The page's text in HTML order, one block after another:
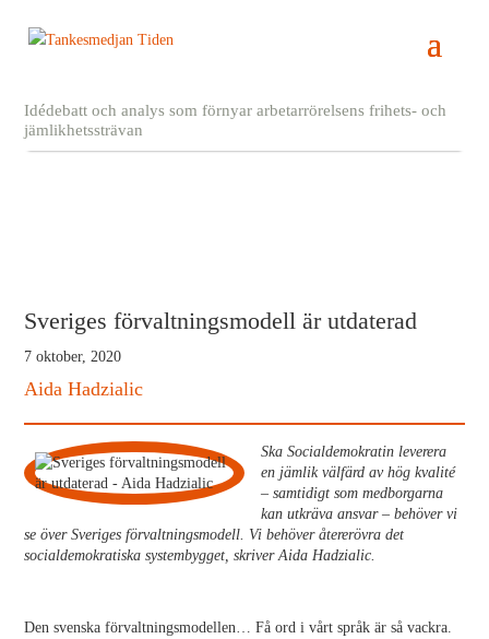
Idédebatt och analys som förnyar arbetarrörelsens frihets- och
jämlikhetssträvan
Sveriges förvaltningsmodell är utdaterad
7 oktober, 2020
Aida Hadzialic
Ska Socialdemokratin leverera
en jämlik välfärd av hög kvalité
– samtidigt som medborgarna
kan utkräva ansvar – behöver vi
se över Sveriges förvaltningsmodell. Vi behöver återerövra det
socialdemokratiska systembygget, skriver Aida Hadzialic.
Den svenska förvaltningsmodellen… Få ord i vårt språk är så vackra.